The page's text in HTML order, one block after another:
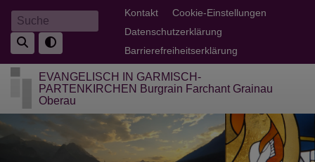
Direkt
zum
Inhalt
Suche Fußbereichsmenü
Kontakt
Cookie-Einstellungen
Datenschutzerklärung
Barrierefreiheitserklärung
EVANGELISCH IN GARMISCH-
PARTENKIRCHEN Burgrain Farchant Grainau
Oberau